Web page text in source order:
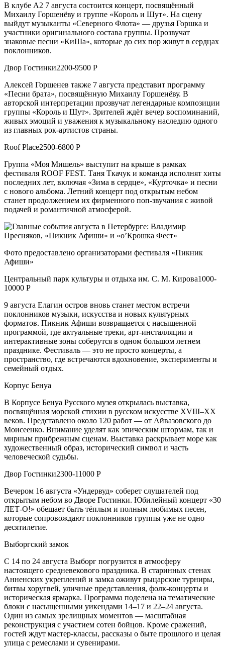
В клубе А2 7 августа состоится концерт, посвящённый
Михаилу Горшенёву и группе «Король и Шут». На сцену
выйдут музыканты «Северного Флота» — друзья Горшка и
участники оригинального состава группы. Прозвучат
знаковые песни «КиШа», которые до сих пор живут в сердцах
поклонников.
Двор Гостинки2200-9500 Р
Алексей Горшенев также 7 августа представит программу
«Песни брата», посвящённую Михаилу Горшенёву. В
авторской интерпретации прозвучат легендарные композиции
группы «Король и Шут». Зрителей ждёт вечер воспоминаний,
живых эмоций и уважения к музыкальному наследию одного
из главных рок-артистов страны.
Roof Place2500-6800 Р
Группа «Моя Мишель» выступит на крыше в рамках
фестиваля ROOF FEST. Таня Ткачук и команда исполнят хиты
последних лет, включая «Зима в сердце», «Курточка» и песни
с нового альбома. Летний концерт под открытым небом
станет продолжением их фирменного поп-звучания с живой
подачей и романтичной атмосферой.
Фото предоставлено организаторами фестиваля «Пикник
Афиши»
Центральный парк культуры и отдыха им. С. М. Кирова1000-
10000 Р
9 августа Елагин остров вновь станет местом встречи
поклонников музыки, искусства и новых культурных
форматов. Пикник Афиши возвращается с насыщенной
программой, где актуальные треки, арт-инсталляции и
интерактивные зоны соберутся в одном большом летнем
празднике. Фестиваль — это не просто концерты, а
пространство, где встречаются вдохновение, эксперименты и
семейный отдых.
Корпус Бенуа
В Корпусе Бенуа Русского музея открылась выставка,
посвящённая морской стихии в русском искусстве XVIII–XX
веков. Представлено около 120 работ — от Айвазовского до
Моисеенко. Внимание уделят как эпическим штормам, так и
мирным прибрежным сценам. Выставка раскрывает море как
художественный образ, исторический символ и часть
человеческой судьбы.
Двор Гостинки2300-11000 Р
Вечером 16 августа «Ундервуд» соберет слушателей под
открытым небом во Дворе Гостинки. Юбилейный концерт «30
ЛЕТ-О!» обещает быть тёплым и полным любимых песен,
которые сопровождают поклонников группы уже не одно
десятилетие.
Выборгский замок
С 14 по 24 августа Выборг погрузится в атмосферу
настоящего средневекового праздника. В старинных стенах
Анненских укреплений и замка оживут рыцарские турниры,
битвы хоругвей, уличные представления, фолк-концерты и
историческая ярмарка. Программа поделена на тематические
блоки с насыщенными уикендами 14–17 и 22–24 августа.
Один из самых зрелищных моментов — масштабная
реконструкция с участием сотен бойцов. Кроме сражений,
гостей ждут мастер-классы, рассказы о быте прошлого и целая
улица с ремеслами и сувенирами.